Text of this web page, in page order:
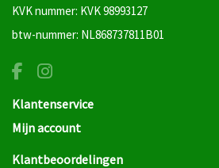
KVK nummer: KVK 98993127
btw-nummer: NL868737811B01
Klantenservice
Mijn account
Klantbeoordelingen